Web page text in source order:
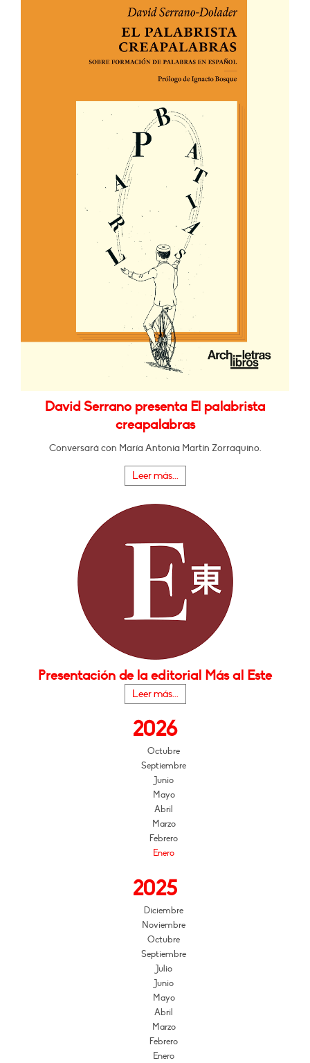
David Serrano presenta El palabrista
creapalabras
Conversará con María Antonia Martín Zorraquino.
Leer más...
Presentación de la editorial Más al Este
Leer más...
2026
Octubre
Septiembre
Junio
Mayo
Abril
Marzo
Febrero
Enero
2025
Diciembre
Noviembre
Octubre
Septiembre
Julio
Junio
Mayo
Abril
Marzo
Febrero
Enero